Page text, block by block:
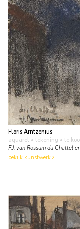
Floris Arntzenius
aquarel • tekening • te
F.J. van Rossum du Chattel
bekijk kunstwerk